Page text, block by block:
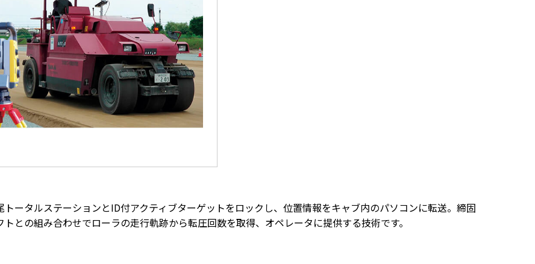
ータルステーションとID付アクティブターゲットをロックし、位置情報をキャブ内のパソコンに転送。締固
トとの組み合わせでローラの走行軌跡から転圧回数を取得、オペレータに提供する技術です。